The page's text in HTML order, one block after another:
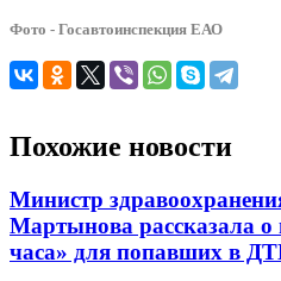
Фото - Госавтоинспекция ЕАО
Похожие новости
Министр
Мартынова рассказала о
часа» для попавших в